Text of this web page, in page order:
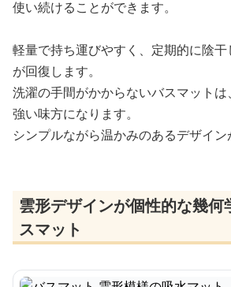
使い続けることができます。
軽量で持ち運びやすく、定期的に陰
が回復します。
洗濯の手間がかからないバスマット
強い味方になります。
シンプルながら温かみのあるデザイン
雲形デザインが個性的な幾何
スマット